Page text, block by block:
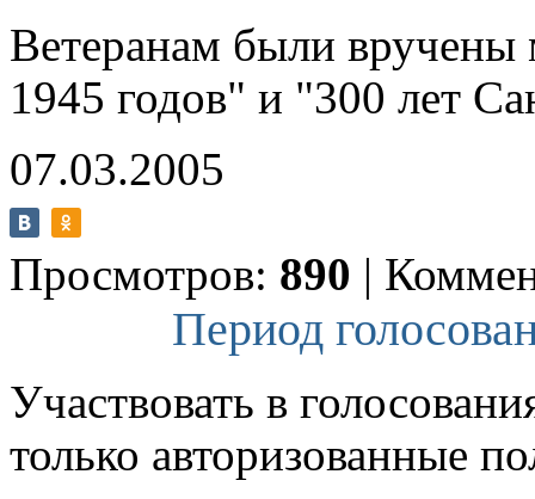
Ветеранам были
1945 годов" и "300 лет
07.03.2005
Просмотров: 890 |
Период
Участвовать в
только авторизованные